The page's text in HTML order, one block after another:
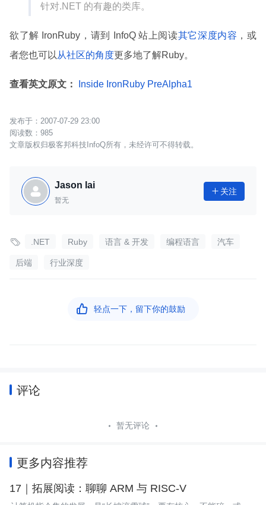
针对.NET 的有趣的类库。
欲了解 IronRuby，请到 InfoQ 站上阅读其它深度内容 ，或
者您也可以 从社区的角度更多地了解Ruby。
查看英文原文： Inside IronRuby PreAlpha1
2007-07-29 23:00
985
文章版权归极客邦科技InfoQ所有，未经许可不得转载。
Jason lai
暂无
 关注
 .NET Ruby 语言 & 开发 编程语言 汽车
后端 行业深度
 轻点一下，留下你的鼓励
评论
暂无评论
更多内容推荐
17｜拓展阅读：聊聊 ARM 与 RISC-V